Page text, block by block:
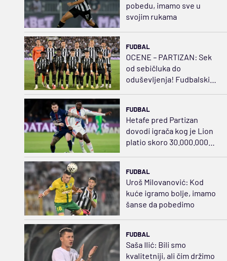
pobedu, imamo sve u
svojim rukama
FUDBAL
OCENE – PARTIZAN: Sek
od sebičluka do
oduševljenja! Fudbalski
FUDBAL
Hetafe pred Partizan
dovodi igrača kog je Lion
platio skoro 30.000.000
FUDBAL
Uroš Milovanović: Kod
kuće igramo bolje, imamo
šanse da pobedimo
FUDBAL
Saša Ilić: Bili smo
kvalitetniji, ali čim držimo